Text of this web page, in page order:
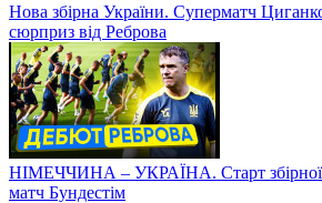
Нова збірна України. Суперматч
сюрприз від Реброва
НІМЕЧЧИНА – УКРАЇНА. Старт збірної
матч Бундестім